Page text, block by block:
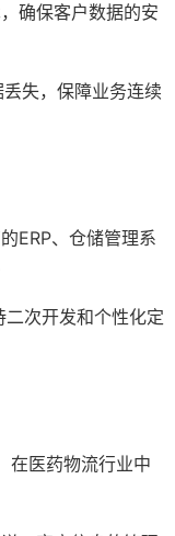
确保客户数据的安
失，保障业务连续
ERP、仓储管理系
次开发和个性化定
在医药物流行业中